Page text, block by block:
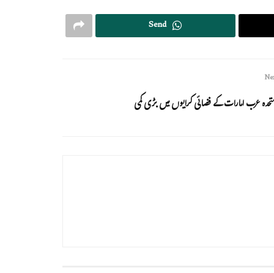
Send
عرب امارات کے فضائی کرایوں میں بڑی کمی